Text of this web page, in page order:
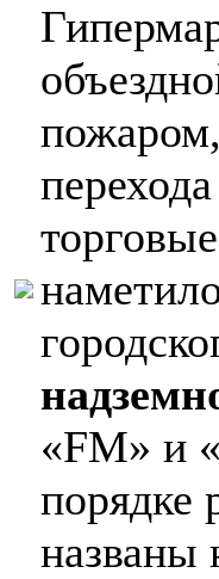
«FM» и
порядке
названы